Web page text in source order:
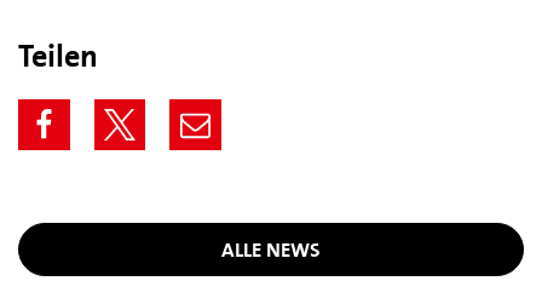
Teilen
ALLE NEWS